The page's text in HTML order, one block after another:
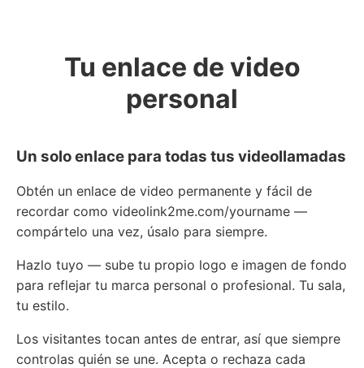
Tu enlace de video
personal
Un solo enlace para todas tus videollamadas
Obtén un enlace de video permanente y fácil de
recordar como videolink2me.com/yourname —
compártelo una vez, úsalo para siempre.
Hazlo tuyo — sube tu propio logo e imagen de fondo
para reflejar tu marca personal o profesional. Tu sala,
tu estilo.
Los visitantes tocan antes de entrar, así que siempre
controlas quién se une. Acepta o rechaza cada